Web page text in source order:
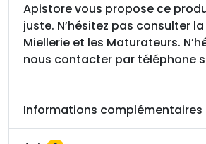
Apistore vous propose ce
juste. N’hésitez pas consulter
Miellerie et les Maturateurs.
nous contacter par téléphone
Informations complémentaires